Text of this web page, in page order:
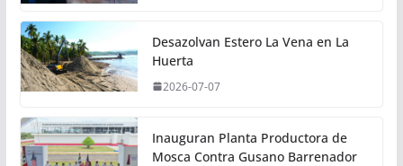
Desazolvan Estero La Vena en La
Huerta
2026-07-07
Inauguran Planta Productora de
Mosca Contra Gusano Barrenador